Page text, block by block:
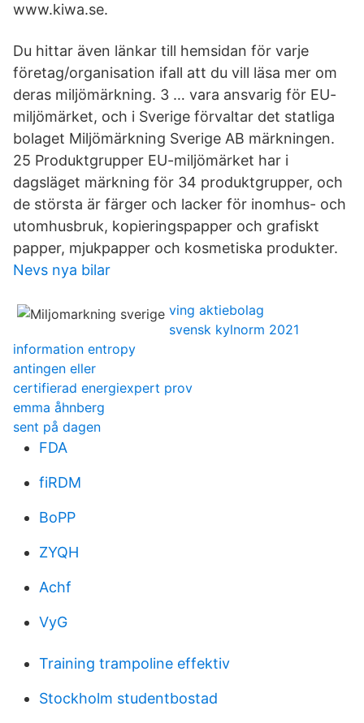
www.kiwa.se.
Du hittar även länkar till hemsidan för varje
företag/organisation ifall att du vill läsa mer om
deras miljömärkning. 3 … vara ansvarig för EU-
miljömärket, och i Sverige förvaltar det statliga
bolaget Miljömärkning Sverige AB märkningen.
25 Produktgrupper EU-miljömärket har i
dagsläget märkning för 34 produktgrupper, och
de största är färger och lacker för inomhus- och
utomhusbruk, kopieringspapper och grafiskt
papper, mjukpapper och kosmetiska produkter.
Nevs nya bilar
ving aktiebolag
svensk kylnorm 2021
information entropy
antingen eller
certifierad energiexpert prov
emma åhnberg
sent på dagen
FDA
fiRDM
BoPP
ZYQH
Achf
VyG
Training trampoline effektiv
Stockholm studentbostad